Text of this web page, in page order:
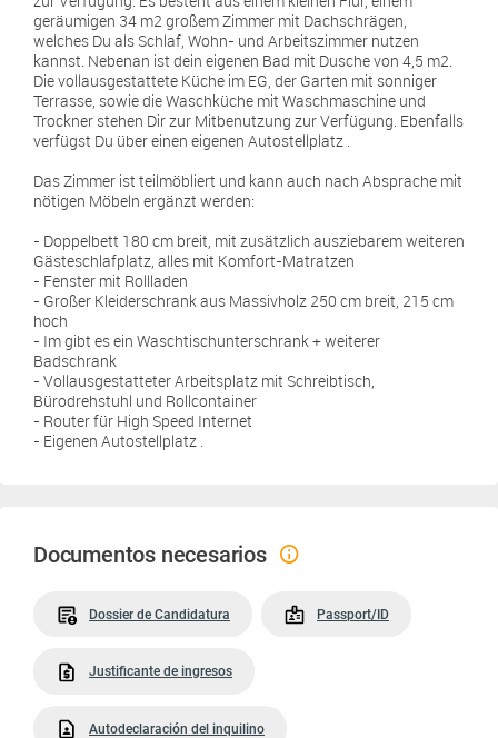
geräumigen 34 m2 großem Zimmer mit Dachschrägen,
welches Du als Schlaf, Wohn- und Arbeitszimmer nutzen
kannst. Nebenan ist dein eigenen Bad mit Dusche von 4,5 m2.
Die vollausgestattete Küche im EG, der Garten mit sonniger
Terrasse, sowie die Waschküche mit Waschmaschine und
Trockner stehen Dir zur Mitbenutzung zur Verfügung. Ebenfalls
verfügst Du über einen eigenen Autostellplatz .
Das Zimmer ist teilmöbliert und kann auch nach Absprache mit
nötigen Möbeln ergänzt werden:
- Doppelbett 180 cm breit, mit zusätzlich ausziebarem weiteren
Gästeschlafplatz, alles mit Komfort-Matratzen
- Fenster mit Rollladen
- Großer Kleiderschrank aus Massivholz 250 cm breit, 215 cm
hoch
- Im gibt es ein Waschtischunterschrank + weiterer
Badschrank
- Vollausgestatteter Arbeitsplatz mit Schreibtisch,
Bürodrehstuhl und Rollcontainer
- Router für High Speed Internet
- Eigenen Autostellplatz .
Documentos necesarios
Dossier de Candidatura Passport/ID
Justificante de ingresos
Autodeclaración del inquilino